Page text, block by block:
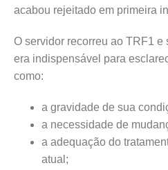
acabou rejeitado em primeira
O servidor recorreu ao TRF1 e
era indispensável para
como:
a gravidade de sua
a necessidade de
a adequação do
atual;